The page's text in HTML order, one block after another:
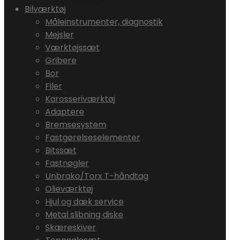
Bilværktøj
Måleinstrumenter, diagnostik
Mejsler
Værktøjssæt
Gribere
Bor
Filer
Karosseriværktøj
Adaptere
Bremsesystem
Fastgørelseselementer
Bitssæt
Fastnøgler
Unbrako/Torx T-håndtag
Olieværktøj
Hjul og dæk service
Metal slibning diske
Skæreskiver